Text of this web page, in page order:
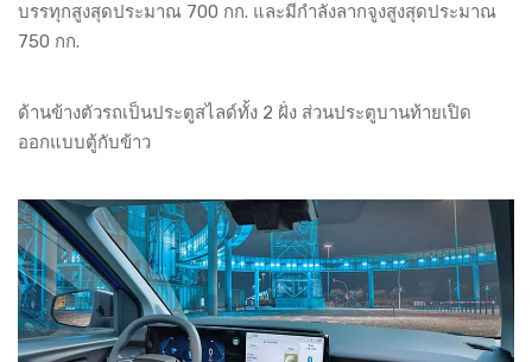
บรรทุกสูงสุดประมาณ 700 กก. และมีกำลังลากจูงสูงสุดประมาณ
750 กก.
ด้านข้างตัวรถเป็นประตูสไลด์ทั้ง 2 ฝั่ง ส่วนประตูบานท้ายเปิด
ออกแบบตู้กับข้าว